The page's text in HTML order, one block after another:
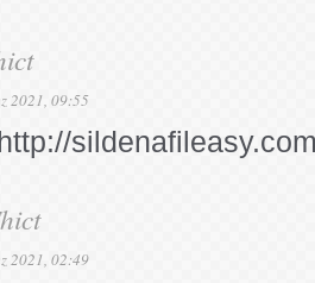
2021, 09:55
2021, 02:49